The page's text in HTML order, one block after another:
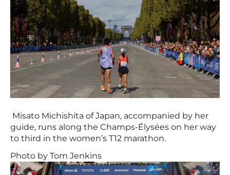
Misato Michishita of Japan, accompanied by her
guide, runs along the Champs-Élysées on her way
to third in the women’s T12 marathon.
Photo by Tom Jenkins